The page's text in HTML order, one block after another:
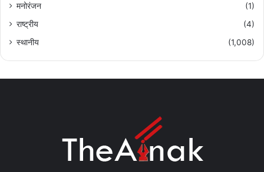
मनोरंजन
(1)
राष्ट्रीय
(4)
स्थानीय
(1,008)